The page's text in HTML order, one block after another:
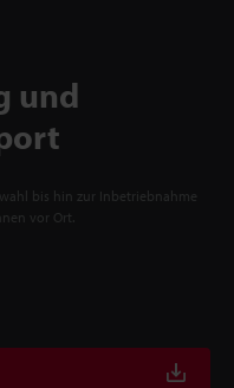
und
bis hin zur Inbetriebnahme
vor Ort.